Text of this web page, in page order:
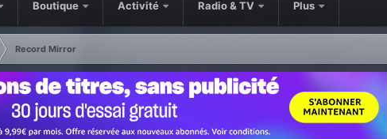
Boutique Activité Radio & TV Plus
Record Mirror